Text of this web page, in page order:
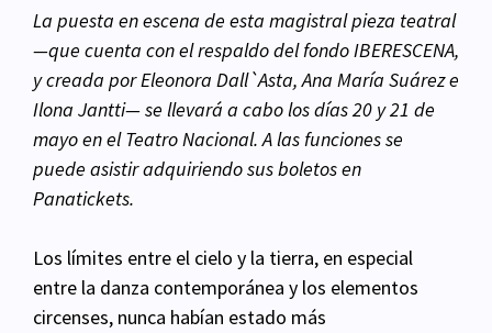
La puesta en escena de esta magistral pieza teatral
—que cuenta con el respaldo del fondo IBERESCENA,
y creada por Eleonora Dall`Asta, Ana María Suárez e
Ilona Jantti— se llevará a cabo los días 20 y 21 de
mayo en el Teatro Nacional. A las funciones se
puede asistir adquiriendo sus boletos en
Panatickets.
Los límites entre el cielo y la tierra, en especial
entre la danza contemporánea y los elementos
circenses, nunca habían estado más